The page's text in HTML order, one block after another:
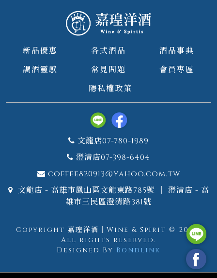
新品優惠 各式酒品
酒品事典
調酒靈感
常見問題
會員專區
隱私權政策
文龍店07-780-1989
澄清店07-398-6404
coffee820913@yahoo.com.tw
文龍店 - 高雄市鳳山區文龍東路785號 ｜ 澄清店 - 高
雄市三民區澄清路381號
Copyright 嘉瑝洋酒｜Wine & Spirit © 2026.
All rights reserved.
Designed By Bondlink